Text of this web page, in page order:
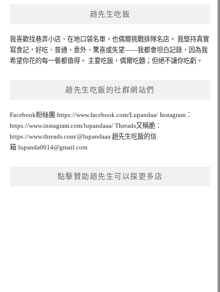
趙先生吃飯
我喜歡找巷弄小店、在地口袋名單，也偶爾挑戰排隊名店。 我堅持真實
寫食記，好吃、普通、意外、驚喜或失望——我都會坦白記錄，因為我
希望你花的每一餐都值得。 主要吃飯，偶爾吃麵；但絕不讓你吃虧。
趙先生吃飯的社群網站們
Facebook粉絲團:https://www.facebook.com/Lupandaa/ Instagram：
https://www.instagram.com/lupandaaa/ Threads又稱脆：
https://www.threads.com/@lupandaaa 趙先生吃飯的信
箱:lupanda0614@gmail.com
點擊贊助趙先生可以探更多店